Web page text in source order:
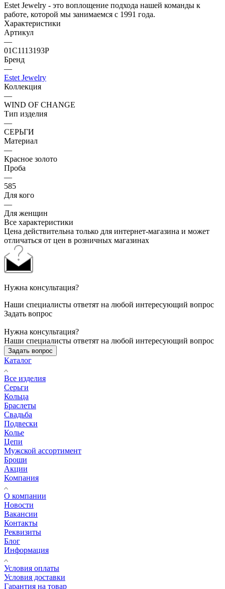
Estet Jewelry - это воплощение подхода нашей команды к
работе, которой мы занимаемся с 1991 года.
Характеристики
Артикул
—
01С1113193Р
Бренд
—
Estet Jewelry
Коллекция
—
WIND OF CHANGE
Тип изделия
—
СЕРЬГИ
Материал
—
Красное золото
Проба
—
585
Для кого
—
Для женщин
Все характеристики
Цена действительна только для интернет-магазина и может
отличаться от цен в розничных магазинах
Нужна консультация?
Наши специалисты ответят на любой интересующий вопрос
Задать вопрос
Нужна консультация?
Наши специалисты ответят на любой интересующий вопрос
Задать вопрос
Каталог
Все изделия
Серьги
Кольца
Браслеты
Свадьба
Подвески
Колье
Цепи
Мужской ассортимент
Броши
Акции
Компания
О компании
Новости
Вакансии
Контакты
Реквизиты
Блог
Информация
Условия оплаты
Условия доставки
Гарантия на товар